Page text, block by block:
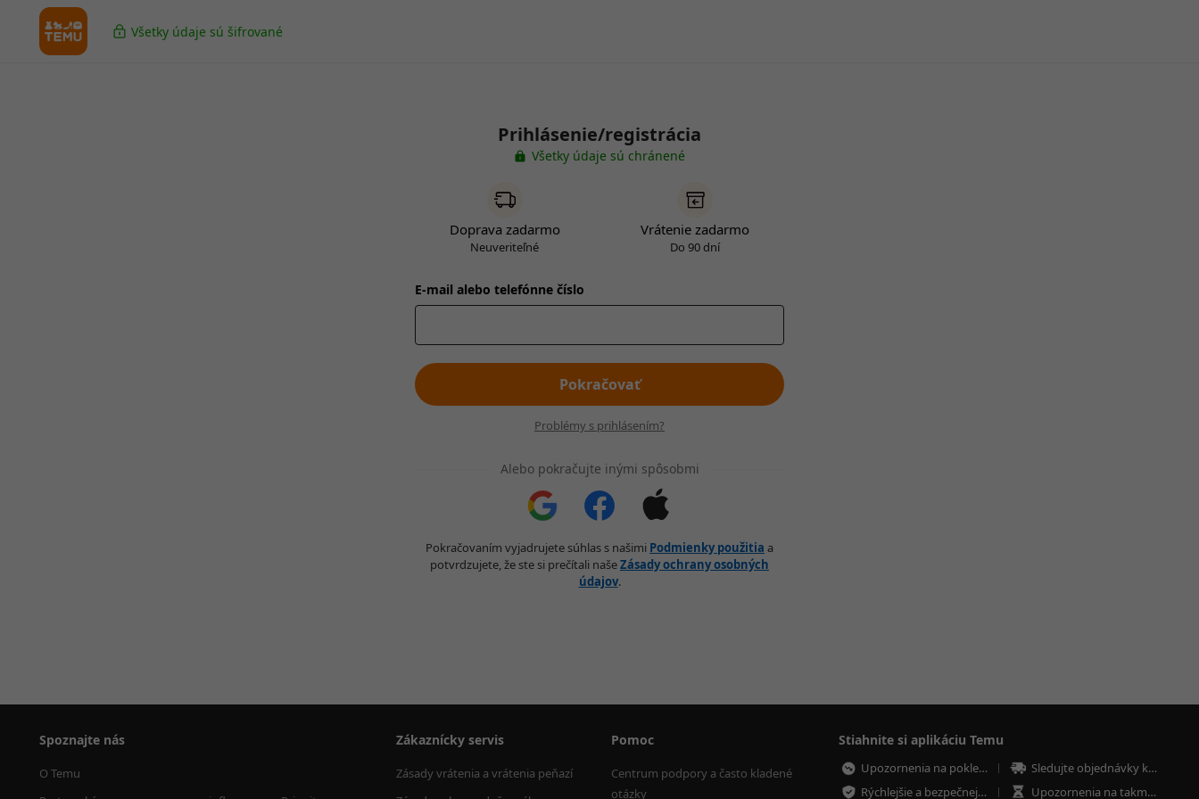
Všetky údaje sú šifrované
Prihlásenie/registrácia
Všetky údaje sú chránené
Doprava zadarmo
Neuveriteľné
Vrátenie zadarmo
Do 90 dní
E-mail alebo telefónne číslo
Pokračovať
Problémy s prihlásením?
Alebo pokračujte inými spôsobmi
Pokračovaním vyjadrujete súhlas s našimi Podmienky použitia a
potvrdzujete, že ste si prečítali našeZásady ochrany osobných
údajov.
Spoznajte nás
O Temu
Zákaznícky servis
Zásady vrátenia a vrátenia peňazí
Pomoc
Centrum podpory a často kladené
otázky
Stiahnite si aplikáciu Temu
Upozornenia na poklesy cien
Sledujte objednávky kdekoľvek
Rýchlejšie a bezpečnejšie platby
Upozornenia na takmer vypredané položky